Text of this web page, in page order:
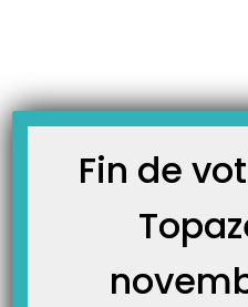
Depuis la sortie de la nouvelle version
place du composant SCOR la caisse
Fin de